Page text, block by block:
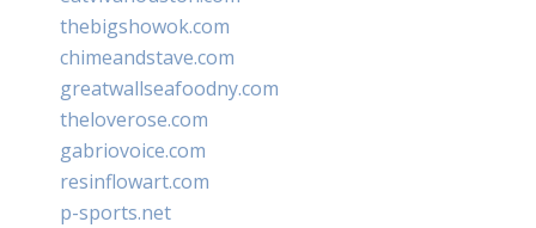
thebigshowok.com
chimeandstave.com
greatwallseafoodny.com
theloverose.com
gabriovoice.com
resinflowart.com
p-sports.net